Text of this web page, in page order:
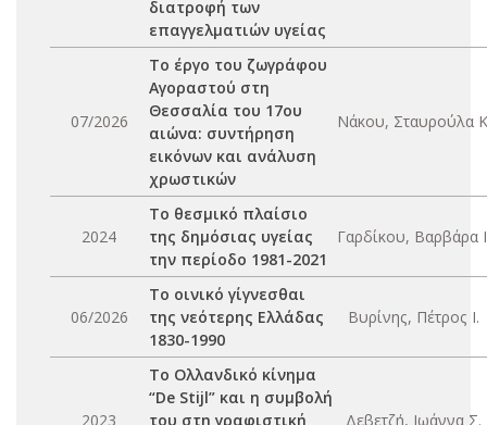
διατροφή των
επαγγελματιών υγείας
07/2026
Το έργο του ζωγράφου
Αγοραστού στη
Θεσσαλία του 17ου
αιώνα: συντήρηση
εικόνων και ανάλυση
χρωστικών
Νάκου, Σταυρούλα
2024
Το θεσμικό πλαίσιο
της δημόσιας υγείας
την περίοδο 1981-2021
Γαρδίκου, Βαρβάρα
06/2026
Το οινικό γίγνεσθαι
της νεότερης Ελλάδας
1830-1990
Βυρίνης, Πέτρος Ι.
2023
Το Ολλανδικό κίνημα
“De Stijl” και η συμβολή
του στη γραφιστική
Δεβετζή, Ιωάννα Σ.